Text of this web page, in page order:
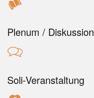
Plenum / Diskussion
Soli-Veranstaltung